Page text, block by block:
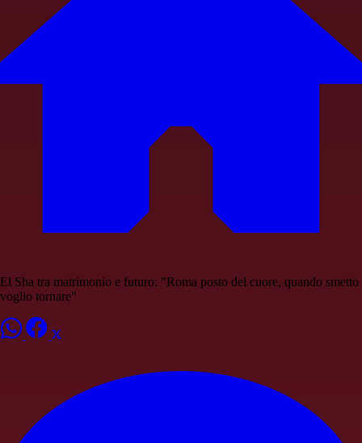
El Sha tra matrimonio e futuro: "Roma posto del cuore, quando smetto
voglio tornare"